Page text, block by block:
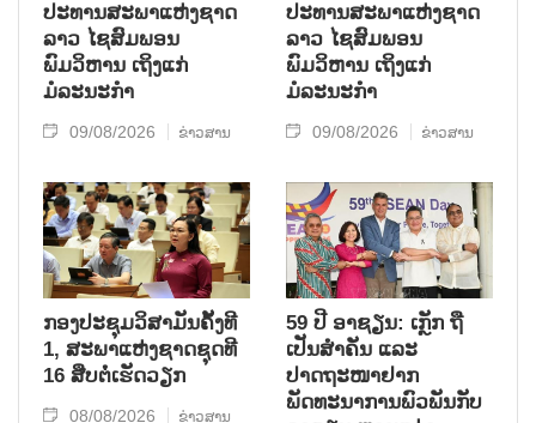
ປະທານສະພາແຫ່ງຊາດ
ລາວ ໄຊສົມພອນ
ພົມວິຫານ ເຖິງແກ່
ມໍລະນະກຳ
09/08/2026 ຂ່າວສານ
ປະທານສະພາແຫ່ງຊາດ
ລາວ ໄຊສົມພອນ
ພົມວິຫານ ເຖິງແກ່
ມໍລະນະກຳ
09/08/2026 ຂ່າວສານ
ກອງປະຊຸມວິສາມັນຄັ້ງທີ
1, ສະພາແຫ່ງຊາດຊຸດທີ
16 ສືບຕໍ່ເຮັດວຽກ
08/08/2026 ຂ່າວສານ
59 ປີ ອາຊຽນ: ເກຼັກ ຖື
ເປັນສຳຄັນ ແລະ
ປາດຖະໜາຢາກ
ພັດທະນາການພົວພັນກັບ